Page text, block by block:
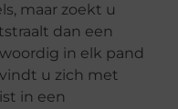
maar zoekt u
dan een
in elk pand
u zich met
in een